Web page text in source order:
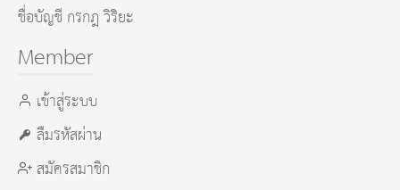
ชื่อบัญชี กรกฎ วิริยะ
Member
เข้าสู่ระบบ
ลืมรหัสผ่าน
สมัครสมาชิก